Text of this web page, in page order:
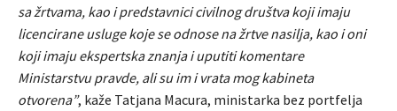
sa žrtvama, kao i predstavnici civilnog društva koji imaju
licencirane usluge koje se odnose na žrtve nasilja, kao i oni
koji imaju ekspertska znanja i uputiti komentare
Ministarstvu pravde, ali su im i vrata mog kabineta
otvorena”, kaže Tatjana Macura, ministarka bez portfelja